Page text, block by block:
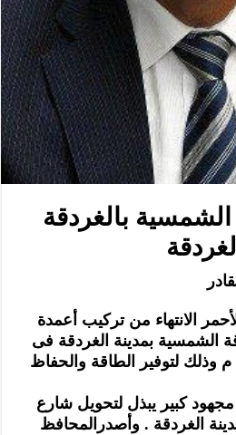
الشمسية بالغردقة
الانتهاء من تركيب أعمدة
الشمسية بمدينة الغردقة فى
موعد أقصاه 31/3/2014 م وذلك لتوفير الطاقة والحفاظ
كبير يبذل لتحويل شارع
الغردقة . وأصدرالمحافظ